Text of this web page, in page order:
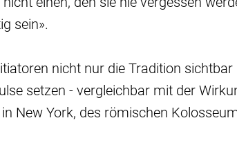
sein».
nicht nur die Tradition
setzen - vergleichbar mit der
New York, des römischen